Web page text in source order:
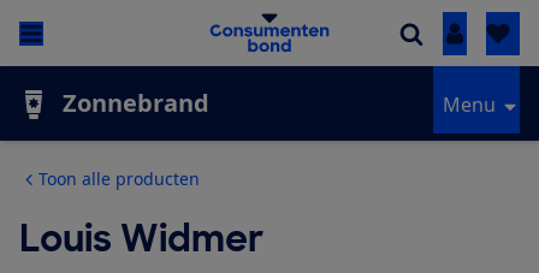
Inloggen
Zonnebrand Menu
Toon alle producten
Louis Widmer